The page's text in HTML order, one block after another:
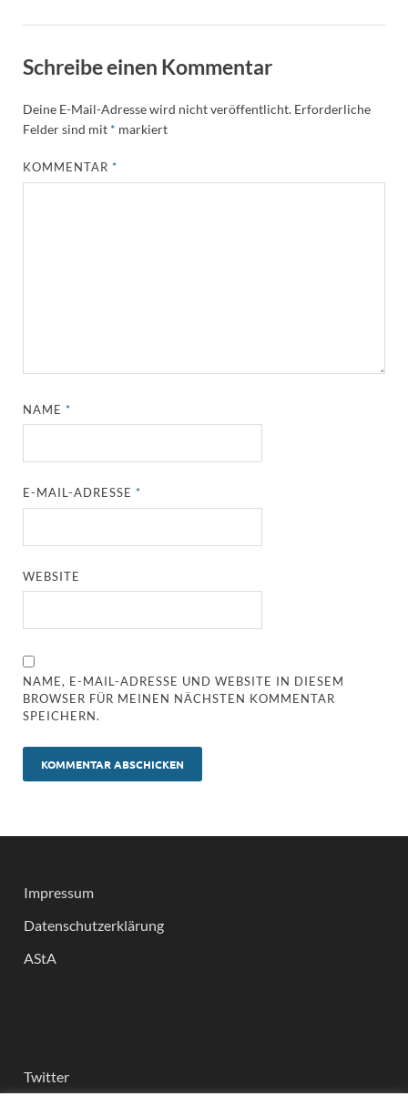
Schreibe einen Kommentar
Deine E-Mail-Adresse wird nicht veröffentlicht. Erforderliche
Felder sind mit * markiert
KOMMENTAR*
NAME*
E-MAIL-ADRESSE*
WEBSITE
NAME, E-MAIL-ADRESSE UND WEBSITE IN DIESEM
BROWSER FÜR MEINEN NÄCHSTEN KOMMENTAR
SPEICHERN.
Impressum
Datenschutzerklärung
AStA
Twitter